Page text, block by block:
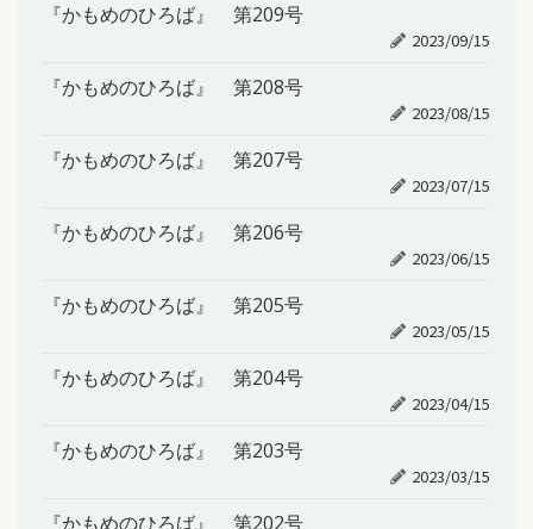
『かもめのひろば』 第209号
2023/09/15
『かもめのひろば』 第208号
2023/08/15
『かもめのひろば』 第207号
2023/07/15
『かもめのひろば』 第206号
2023/06/15
『かもめのひろば』 第205号
2023/05/15
『かもめのひろば』 第204号
2023/04/15
『かもめのひろば』 第203号
2023/03/15
『かもめのひろば』 第202号